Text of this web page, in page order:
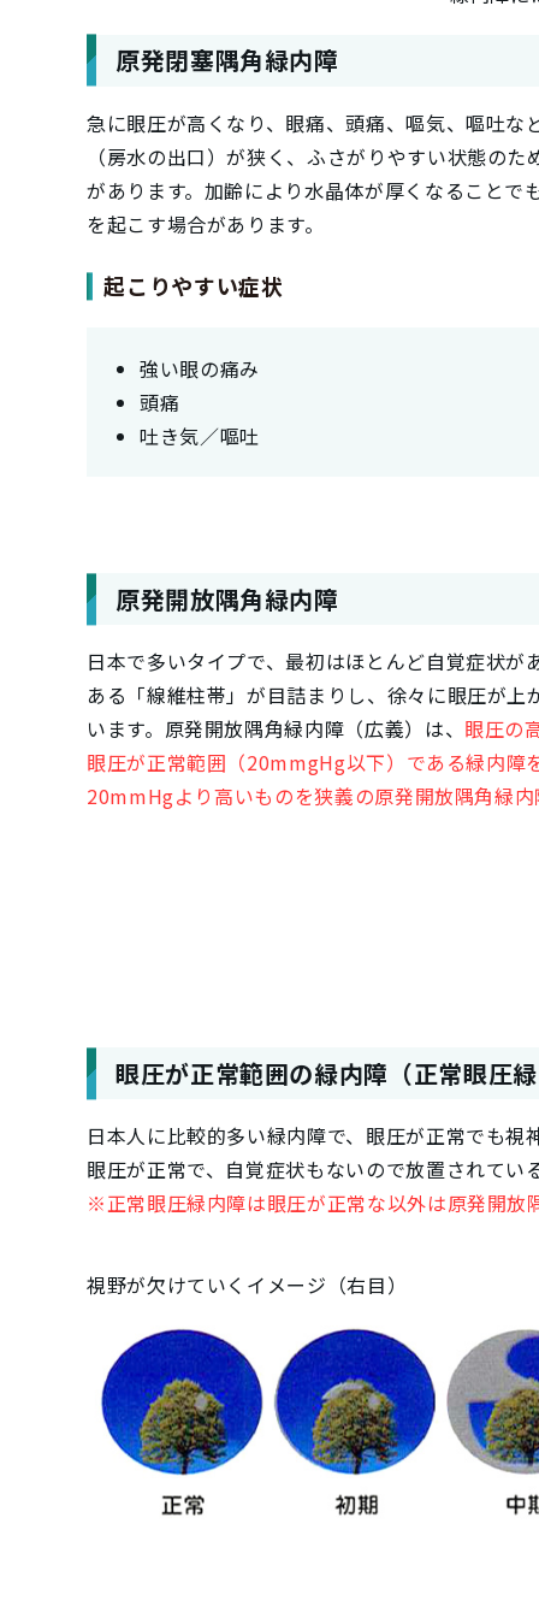
原発閉塞隅角緑内障
急に眼圧が高くなり、眼痛、頭痛、嘔気、嘔吐な
（房水の出口）が狭く、ふさがりやすい状態の
があります。加齢により水晶体が厚くなることで
を起こす場合があります。
起こりやすい症状
強い眼の痛み
頭痛
吐き気／嘔吐
原発開放隅角緑内障
日本で多いタイプで、最初はほとんど自覚症状が
ある「線維柱帯」が目詰まりし、徐々に眼圧が上
います。原発開放隅角緑内障（広義）は、 眼圧の
眼圧が正常範囲（20mmgHg以下）である緑内障
20mmHgより高いものを狭義の原発開放隅角緑
眼圧が正常範囲の緑内障 （正常眼圧
日本人に比較的多い緑内障で、眼圧が正常でも
眼圧が正常で、自覚症状もないので放置されてい
※正常眼圧緑内障は眼圧が正常な以外は原発開放
視野が欠けていくイメージ（右目）